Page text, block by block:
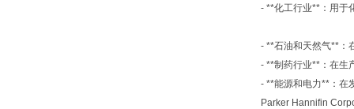
- **化工行业**：用于
- **石油和天然气**：
- **制药行业**：在生
- **能源和电力**：在
Parker Hannifin